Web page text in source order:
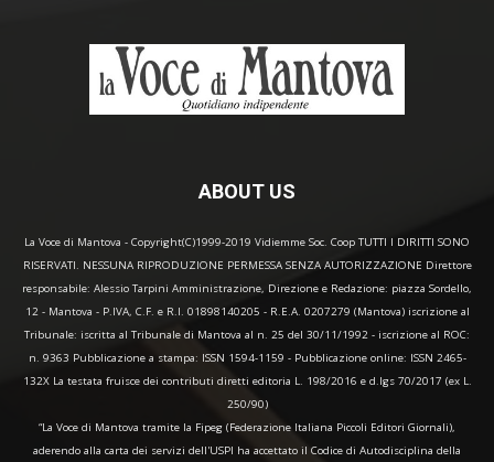
ABOUT US
La Voce di Mantova - Copyright(C)1999-2019 Vidiemme Soc. Coop TUTTI I DIRITTI SONO
RISERVATI. NESSUNA RIPRODUZIONE PERMESSA SENZA AUTORIZZAZIONE Direttore
responsabile: Alessio Tarpini Amministrazione, Direzione e Redazione: piazza Sordello,
12 - Mantova - P.IVA, C.F. e R.I. 01898140205 - R.E.A. 0207279 (Mantova) iscrizione al
Tribunale: iscritta al Tribunale di Mantova al n. 25 del 30/11/1992 - iscrizione al ROC:
n. 9363 Pubblicazione a stampa: ISSN 1594-1159 - Pubblicazione online: ISSN 2465-
132X La testata fruisce dei contributi diretti editoria L. 198/2016 e d.lgs 70/2017 (ex L.
250/90)
“La Voce di Mantova tramite la Fipeg (Federazione Italiana Piccoli Editori Giornali),
aderendo alla carta dei servizi dell'USPI ha accettato il Codice di Autodisciplina della